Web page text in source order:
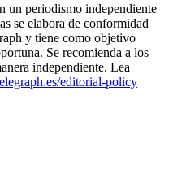
un periodismo independiente
se elabora de conformidad
y tiene como objetivo
Se recomienda a los
independiente. Lea
editorial-policy